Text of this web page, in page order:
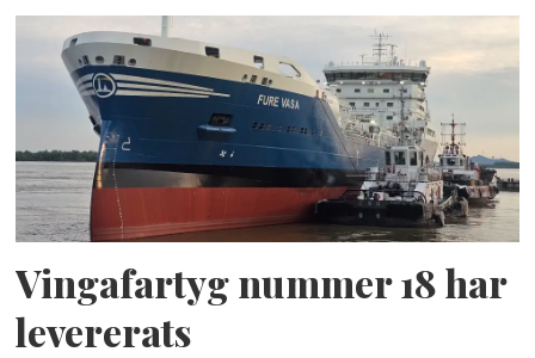
Vingafartyg nummer 18 har
levererats